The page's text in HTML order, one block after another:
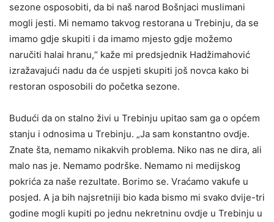
sezone osposobiti, da bi naš narod Bošnjaci muslimani
mogli jesti. Mi nemamo takvog restorana u Trebinju, da se
imamo gdje skupiti i da imamo mjesto gdje možemo
naručiti halai hranu,“ kaže mi predsjednik Hadžimahović
izražavajući nadu da će uspjeti skupiti još novca kako bi
restoran osposobili do početka sezone.
Budući da on stalno živi u Trebinju upitao sam ga o općem
stanju i odnosima u Trebinju. „Ja sam konstantno ovdje.
Znate šta, nemamo nikakvih problema. Niko nas ne dira, ali
malo nas je. Nemamo podrške. Nemamo ni medijskog
pokrića za naše rezultate. Borimo se. Vraćamo vakufe u
posjed. A ja bih najsretniji bio kada bismo mi svako dvije-tri
godine mogli kupiti po jednu nekretninu ovdje u Trebinju u